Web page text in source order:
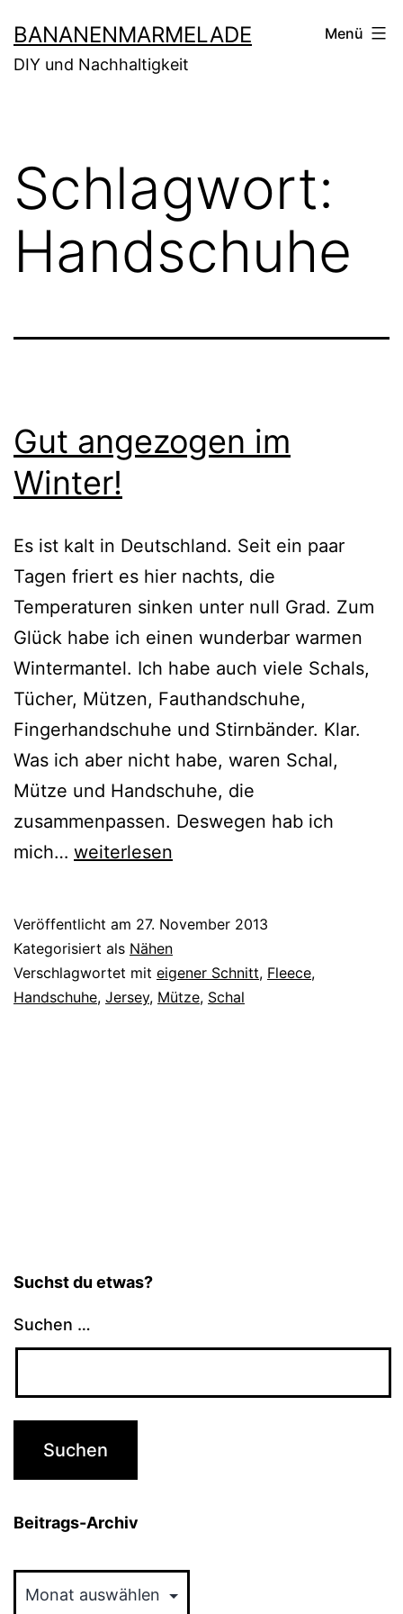
Inhalt
springen
BANANENMARMELADE
DIY und Nachhaltigkeit
Menü
Schlagwort:
Handschuhe
Gut angezogen im
Winter!
Es ist kalt in Deutschland. Seit ein paar
Tagen friert es hier nachts, die
Temperaturen sinken unter null Grad. Zum
Glück habe ich einen wunderbar warmen
Wintermantel. Ich habe auch viele Schals,
Tücher, Mützen, Fauthandschuhe,
Fingerhandschuhe und Stirnbänder. Klar.
Was ich aber nicht habe, waren Schal,
Mütze und Handschuhe, die
zusammenpassen. Deswegen hab ich
mich… Gut
Winter!
weiterlesen
Veröffentlicht am 27. November 2013
Kategorisiert als Nähen
Verschlagwortet mit eigener Schnitt, Fleece,
Handschuhe, Jersey, Mütze, Schal
Suchst du etwas?
Suchen …
Beitrags-Archiv
Archiv